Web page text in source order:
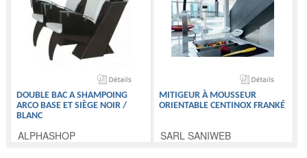
DOUBLE BAC A SHAMPOING
ARCO BASE ET SIÈGE NOIR /
BLANC
ALPHASHOP
MITIGEUR À MOUSSEUR
ORIENTABLE CENTINOX FRANKÉ
SARL SANIWEB